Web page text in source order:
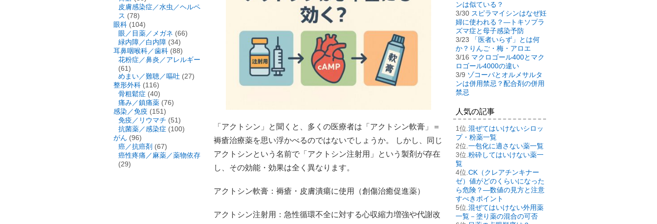
「アクトシン」と聞くと、多くの医療者は「アクトシン軟膏」＝
褥瘡治療薬を思い浮かべるのではないでしょうか。 しかし、同じ
アクトシンという名前で「アクトシン注射用」という製剤が存在
し、その効能・効果は全く異なります。
アクトシン軟膏：褥瘡・皮膚潰瘍に使用（創傷治癒促進薬）
アクトシン注射用：急性循環不全に対する心収縮力増強や代謝改
皮膚感染症／水虫／ヘルペ
ス (78)
眼科 (104)
眼／目薬／メガネ (66)
緑内障／白内障 (34)
耳鼻咽喉科／歯科 (88)
花粉症／鼻炎／アレルギー
(61)
めまい／難聴／嘔吐 (27)
整形外科 (116)
骨粗鬆症 (40)
痛み／鎮痛薬 (76)
感染／免疫 (151)
免疫／リウマチ (51)
抗菌薬／感染症 (100)
がん (96)
癌／抗癌剤 (67)
癌性疼痛／麻薬／薬物依存
(29)
ンは似ている？
3/30 スピラマイシンはなぜ妊
婦に使われる？―トキソプラ
ズマ症と母子感染予防
3/23
「医者いらず」とは何
か？りんご・梅・アロエ
3/16 マクロゴール400とマク
ロゴール4000の違い
3/9 ゾコーバとオルメサルタ
ンは併用禁忌？配合剤の併用
禁忌
人気の記事
混ぜてはいけないシロッ
プ・粉薬一覧
一包化に適さない薬一覧
粉砕してはいけない薬一
覧
CK（クレアチンキナー
ゼ）値がどのくらいになった
ら危険？―数値の見方と注意
すべきポイント
混ぜてはいけない外用薬
一覧－塗り薬の混合の可否